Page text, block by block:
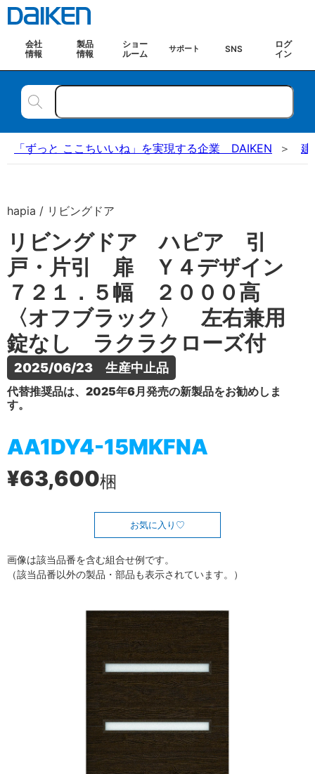
会社
情報
製品
情報
ショー
ルーム
サポート SNS
ログ
イン
「ずっと ここちいいね」を実現する企業 DAIKEN 建
hapia / リビングドア
リビングドア ハピア 引
戸・片引 扉 Ｙ４デザイン
７２１．５幅 ２０００高
〈オフブラック〉 左右兼用
錠なし ラクラクローズ付
2025/06/23　生産中止品
代替推奨品は、2025年6月発売の新製品をお勧めしま
す。
AA1DY4-15MKFNA
¥63,600梱
お気に入り
画像は該当品番を含む組合せ例です。
（該当品番以外の製品・部品も表示されています。）